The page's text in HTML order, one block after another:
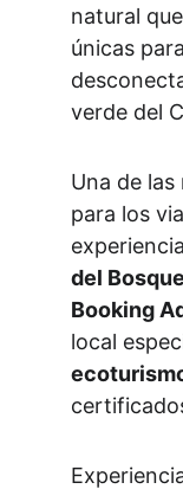
natural
únicas
verde del
Una de
para los
del
Booking
local